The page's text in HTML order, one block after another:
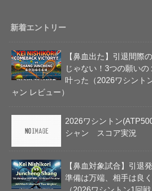
新着エントリー
【鼻血出た】引退間際
じゃない！3つの願いの
叶った（2026ワシント
ャン レビュー）
2026ワシントン
シャン スコア実況
【鼻血対象試合】引退
準備は万端、相手は良